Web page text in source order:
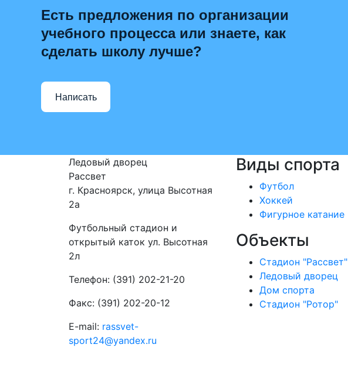
Есть предложения по организации
учебного процесса или знаете, как
сделать школу лучше?
Написать
Ледовый дворец
Рассвет
г. Красноярск, улица Высотная
2a
Футбольный стадион и
открытый каток ул. Высотная
2л
Телефон: (391) 202-21-20
Факс: (391) 202-20-12
E-mail: rassvet-
sport24@yandex.ru
Виды спорта
Футбол
Хоккей
Фигурное катание
Объекты
Стадион "Рассвет"
Ледовый дворец
Дом спорта
Стадион "Ротор"